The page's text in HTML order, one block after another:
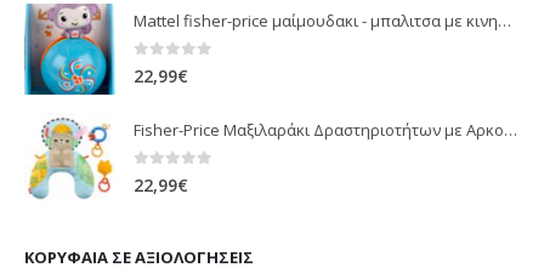
Mattel fisher-price μαίμουδακι - μπαλιτσα με κινηση JLB95
22,99€
Fisher-Price Μαξιλαράκι Δραστηριοτήτων με Αρκουδάκι (JHB44)
22,99€
ΚΟΡΥΦΑΊΑ ΣΕ ΑΞΙΟΛΟΓΉΣΕΙΣ